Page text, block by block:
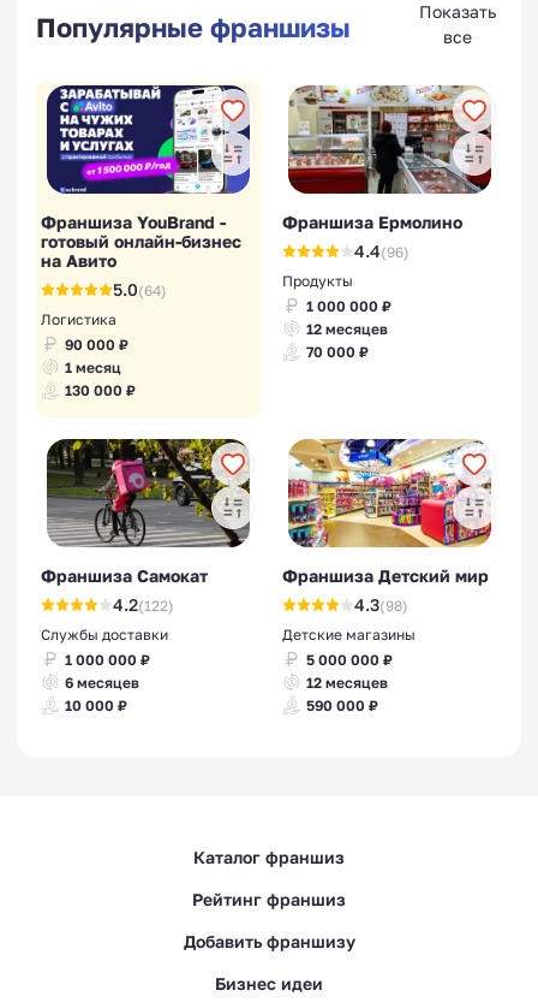
Популярные франшизы
Показать
все
Франшиза YouBrand -
готовый онлайн-бизнес
на Авито
5.0(64)
Логистика
90 000 ₽
1 месяц
130 000 ₽
Франшиза Ермолино
4.4(96)
Продукты
1 000 000 ₽
12 месяцев
70 000 ₽
Франшиза Самокат
4.2(122)
Службы доставки
1 000 000 ₽
6 месяцев
10 000 ₽
Франшиза Детский мир
4.3(98)
Детские магазины
5 000 000 ₽
12 месяцев
590 000 ₽
Каталог франшиз
Рейтинг франшиз
Добавить франшизу
Бизнес идеи